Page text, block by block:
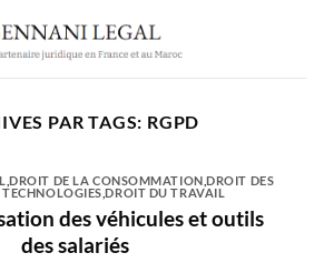
PAR TAGS: RGPD
,DROIT DE LA CONSOMMATION ,DROIT DES
,DROIT DU TRAVAIL
des véhicules et outils
des salariés